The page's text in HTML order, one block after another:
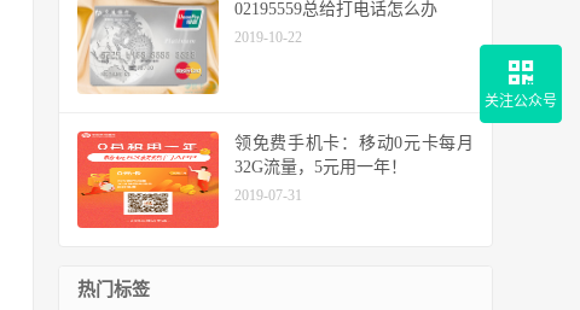
02195559总给打电话怎么办
2019-10-22
领免费手机卡：移动0元卡每月
32G流量，5元用一年！
2019-07-31
热门标签
关注公众号